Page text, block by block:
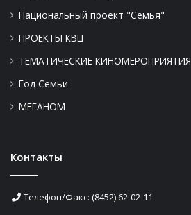
Национальный проект "Семья"
ПРОЕКТЫ КВЦ
ТЕМАТИЧЕСКИЕ КИНОМЕРОПРИЯТИЯ
Год Семьи
МЕГАНОМ
Контакты
Телефон/Факс: (8452) 62-02-11